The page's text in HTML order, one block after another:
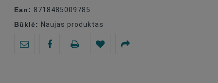
Ean: 8718485009785
Būklė: Naujas produktas